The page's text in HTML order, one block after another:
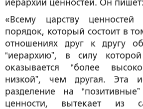
иерархии ценностей. Он пишет:
«Всему царству
порядок, который состоит в
отношениях друг к другу
‟иерархиюˮ, в силу
оказывается ‟более
низкойˮ, чем другая. Эта
разделение на
ценности, вытекает из